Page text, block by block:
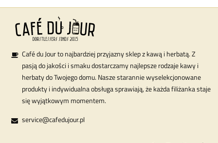
Café du Jour to najbardziej przyjazny sklep z kawą i herbatą. Z
pasją do jakości i smaku dostarczamy najlepsze rodzaje kawy i
herbaty do Twojego domu. Nasze starannie wyselekcjonowane
produkty i indywidualna obsługa sprawiają, że każda filiżanka staje
się wyjątkowym momentem.
service@cafedujour.pl